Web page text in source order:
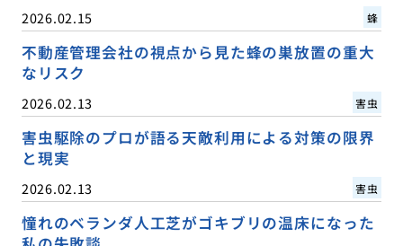
2026.02.15 蜂
不動産管理会社の視点から見た蜂の巣放置の重大
なリスク
2026.02.13 害虫
害虫駆除のプロが語る天敵利用による対策の限界
と現実
2026.02.13 害虫
憧れのベランダ人工芝がゴキブリの温床になった